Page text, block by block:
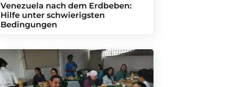
Venezuela nach dem Erdbeben:
Hilfe unter schwierigsten
Bedingungen